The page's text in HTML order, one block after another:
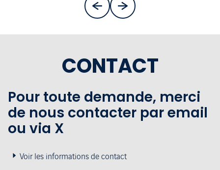
CONTACT
Pour toute demande, merci
de nous contacter par email
ou via X
Voir les informations de contact